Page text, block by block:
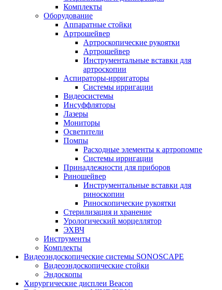
Комплекты
Оборудование
Аппаратные стойки
Артрошейвер
Артроскопические рукоятки
Артрошейвер
Инструментальные вставки для
артроскопии
Аспираторы-ирригаторы
Системы ирригации
Видеосистемы
Инсуффляторы
Лазеры
Мониторы
Осветители
Помпы
Расходные элементы к артропомпе
Системы ирригации
Принадлежности для приборов
Риношейвер
Инструментальные вставки для
риноскопии
Риноскопические рукоятки
Стерилизация и хранение
Урологический морцеллятор
ЭХВЧ
Инструменты
Комплекты
Видеоэндоскопические системы SONOSCAPE
Видеоэндоскопические стойки
Эндоскопы
Хирургические дисплеи Beacon